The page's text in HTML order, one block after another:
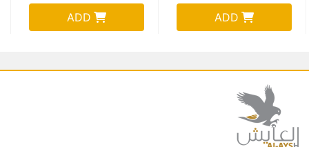
ADD
ADD